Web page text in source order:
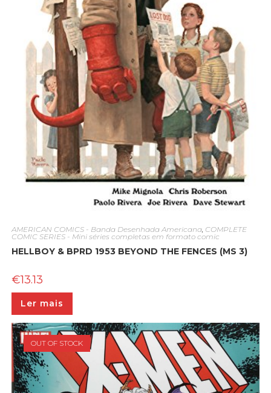
AMERICAN COMICS - Banda Desenhada Americana, COMPLETE
COMIC SERIES - Mini séries completas em formato comic
HELLBOY & BPRD 1953 BEYOND THE FENCES (MS 3)
€13.13
Ler mais
OUT OF STOCK